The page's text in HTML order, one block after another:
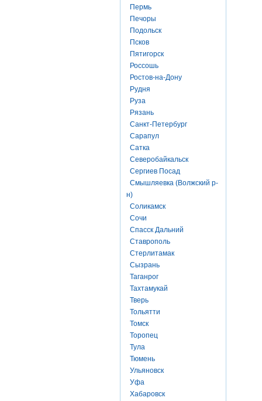
Пермь
Печоры
Подольск
Псков
Пятигорск
Россошь
Ростов-на-Дону
Рудня
Руза
Рязань
Санкт-Петербург
Сарапул
Сатка
Северобайкальск
Сергиев Посад
Смышляевка (Волжский р-
н)
Соликамск
Сочи
Спасск Дальний
Ставрополь
Стерлитамак
Сызрань
Таганрог
Тахтамукай
Тверь
Тольятти
Томск
Торопец
Тула
Тюмень
Ульяновск
Уфа
Хабаровск